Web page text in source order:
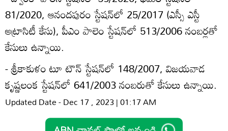
81/2020, ఆనందపురం స్టేషన్‌లో 25/2017 (ఎస్సీ ఎస్టీ
అట్రాసిటీ కేసు), పీఎం పాలెం స్టేషన్‌లో 513/2006 నంబర్లతో
కేసులు ఉన్నాయి.
- శ్రీకాకుళం టూ టౌన్‌ స్టేషన్‌లో 148/2007, విజయవాడ
కృష్ణలంక స్టేషన్‌లో 641/2003 నంబరుతో కేసులు ఉన్నాయి.
Updated Date - Dec 17 , 2023 | 01:17 AM